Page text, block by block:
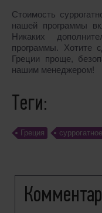
Стоимость
нашей программы
Никаких
программы. Хотите
Греции проще,
нашим менеджером!
Теги:
Греция